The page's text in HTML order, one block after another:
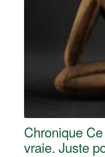
Chronique
vraie. Juste